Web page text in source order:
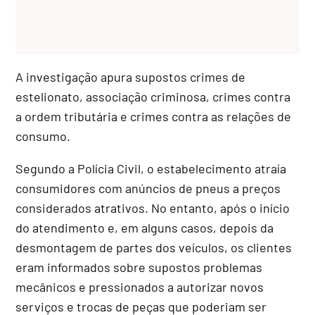
A investigação apura supostos crimes de
estelionato, associação criminosa, crimes contra
a ordem tributária e crimes contra as relações de
consumo.
Segundo a Polícia Civil, o estabelecimento atraía
consumidores com anúncios de pneus a preços
considerados atrativos. No entanto, após o início
do atendimento e, em alguns casos, depois da
desmontagem de partes dos veículos, os clientes
eram informados sobre supostos problemas
mecânicos e pressionados a autorizar novos
serviços e trocas de peças que poderiam ser